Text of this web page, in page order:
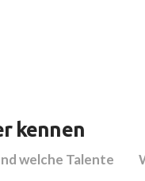
kennen
welche Talente